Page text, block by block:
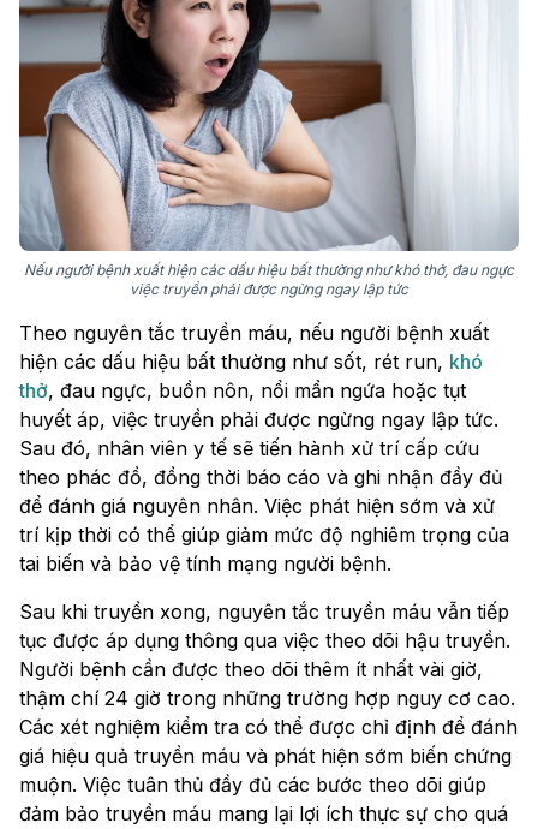
Nếu người bệnh xuất hiện các dấu hiệu bất thường như khó thở, đau ngực
việc truyền phải được ngừng ngay lập tức
Theo nguyên tắc truyền máu, nếu người bệnh xuất
hiện các dấu hiệu bất thường như sốt, rét run, khó
thở, đau ngực, buồn nôn, nổi mẩn ngứa hoặc tụt
huyết áp, việc truyền phải được ngừng ngay lập tức.
Sau đó, nhân viên y tế sẽ tiến hành xử trí cấp cứu
theo phác đồ, đồng thời báo cáo và ghi nhận đầy đủ
để đánh giá nguyên nhân. Việc phát hiện sớm và xử
trí kịp thời có thể giúp giảm mức độ nghiêm trọng của
tai biến và bảo vệ tính mạng người bệnh.
Sau khi truyền xong, nguyên tắc truyền máu vẫn tiếp
tục được áp dụng thông qua việc theo dõi hậu truyền.
Người bệnh cần được theo dõi thêm ít nhất vài giờ,
thậm chí 24 giờ trong những trường hợp nguy cơ cao.
Các xét nghiệm kiểm tra có thể được chỉ định để đánh
giá hiệu quả truyền máu và phát hiện sớm biến chứng
muộn. Việc tuân thủ đầy đủ các bước theo dõi giúp
đảm bảo truyền máu mang lại lợi ích thực sự cho quá